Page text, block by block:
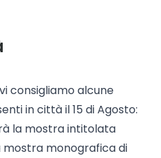
consigliamo alcune
in città il 15 di Agosto:
la mostra intitolata
mostra monografica di